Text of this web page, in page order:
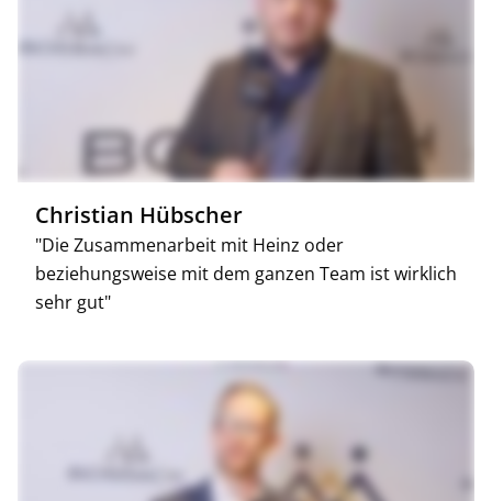
Christian Hübscher
"Die Zusammenarbeit mit Heinz oder
beziehungsweise mit dem ganzen Team ist wirklich
sehr gut"